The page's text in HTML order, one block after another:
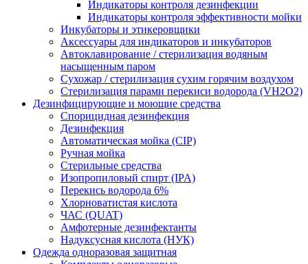
Индикаторы контроля дезинфекции
Индикаторы контроля эффективности мойки
Инкубаторы и этикеровщики
Аксессуары для индикаторов и инкубаторов
Автоклавирование / стерилизация водяным
насыщенным паром
Сухожар / стерилизация сухим горячим воздухом
Стерилизация парами перекиси водорода (VH2O2)
Дезинфицирующие и моющие средства
Спорицидная дезинфекция
Дезинфекция
Автоматическая мойка (CIP)
Ручная мойка
Стерильные средства
Изопропиловый спирт (IPA)
Перекись водорода 6%
Хлорноватистая кислота
ЧАС (QUAT)
Амфотерные дезинфектанты
Надуксусная кислота (НУК)
Одежда одноразовая защитная